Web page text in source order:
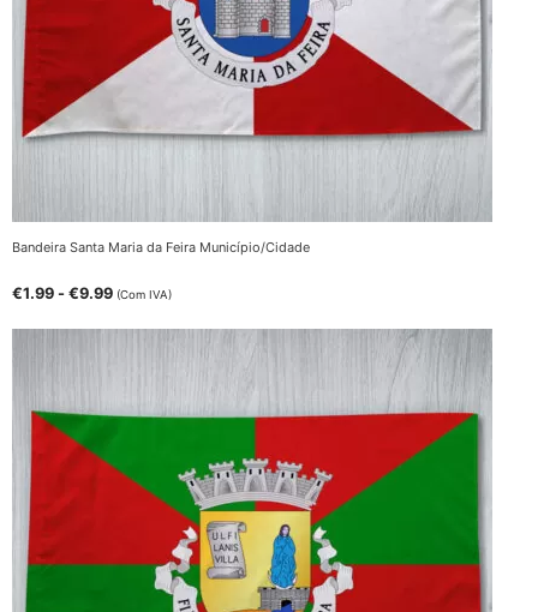
Bandeira Santa Maria da Feira Município/Cidade
€1.99 - €9.99 (Com IVA)